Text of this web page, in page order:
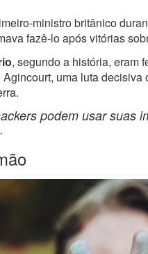
ministro britânico
fazê-lo após vitórias
, segundo a história, eram
uma luta
podem usar suas